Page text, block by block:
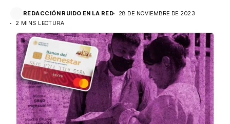
REDACCIÓN RUIDO EN LA RED
28 DE NOVIEMBRE DE 2023
2 MINS LECTURA